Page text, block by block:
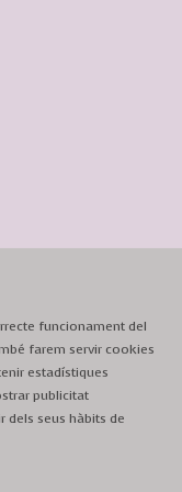
9 a 13 h.
funcionament del
farem servir cookies
estadístiques
publicitat
dels seus hàbits de